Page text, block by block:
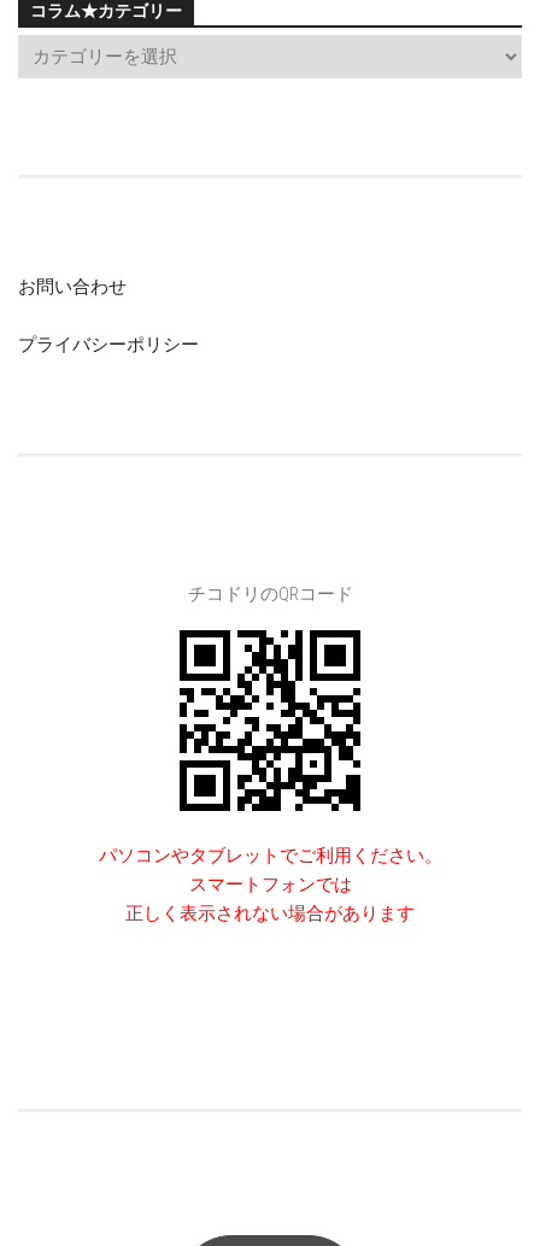
コラム★カテゴリー
お問い合わせ
プライバシーポリシー
チコドリのQRコード
パソコンやタブレットでご利用ください。
スマートフォンでは
正しく表示されない場合があります